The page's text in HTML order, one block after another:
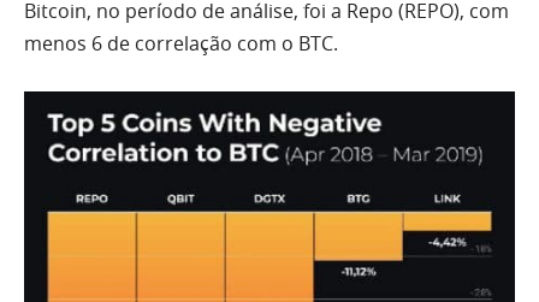
Bitcoin, no período de análise, foi a Repo (REPO), com
menos 6 de correlação com o BTC.